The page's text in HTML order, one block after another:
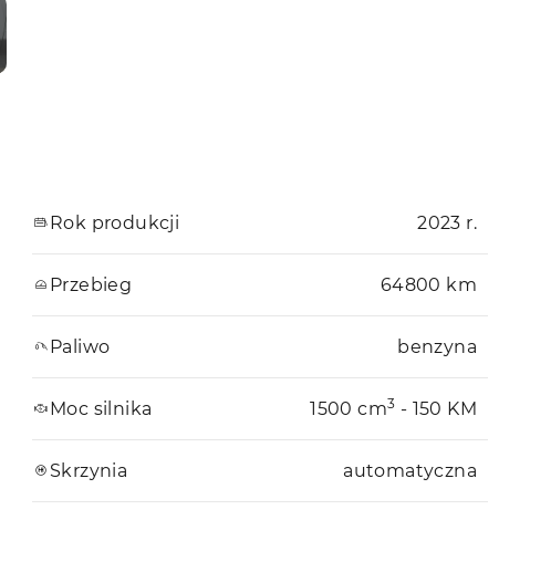
Rok produkcji 2023 r.
Przebieg 64800 km
Paliwo benzyna
Moc silnika 1500 cm3 - 150 KM
Skrzynia automatyczna